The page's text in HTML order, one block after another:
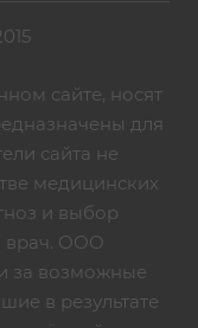
сайте, носят
для
сайта не
медицинских
и выбор
врач. ООО
за возможные
в результате